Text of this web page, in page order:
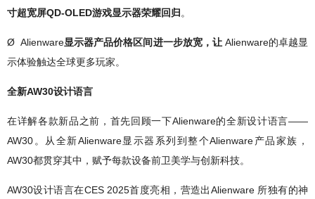
寸超宽屏QD-OLED游戏显示器荣耀回归。
Ø Alienware显示器产品价格区间进一步放宽，让Alienware的卓越显
示体验触达全球更多玩家。
全新AW30设计语言
在详解各款新品之前，首先回顾一下Alienware的全新设计语言——
AW30。从全新Alienware显示器系列到整个Alienware产品家族，
AW30都贯穿其中，赋予每款设备前卫美学与创新科技。
AW30设计语言在CES 2025首度亮相，营造出Alienware 所独有的神